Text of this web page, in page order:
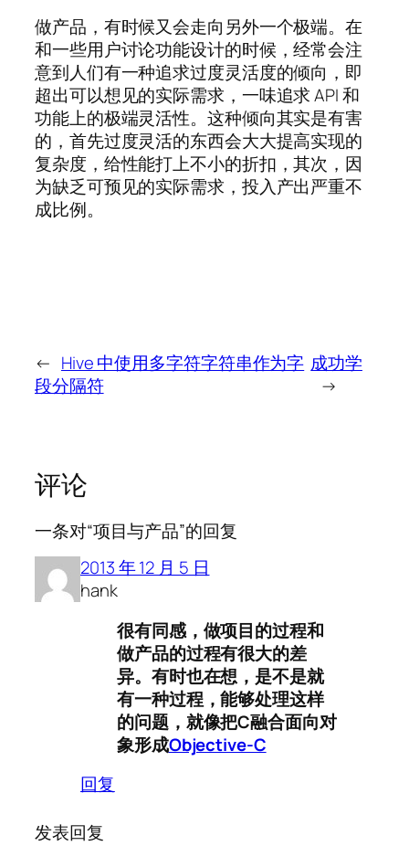
做产品，有时候又会走向另外一个极端。在
和一些用户讨论功能设计的时候，经常会注
意到人们有一种追求过度灵活度的倾向，即
超出可以想见的实际需求，一味追求 API 和
功能上的极端灵活性。这种倾向其实是有害
的，首先过度灵活的东西会大大提高实现的
复杂度，给性能打上不小的折扣，其次，因
为缺乏可预见的实际需求，投入产出严重不
成比例。
← Hive 中使用多字符字符串作为字
段分隔符
成功学
→
评论
一条对“项目与产品”的回复
2013 年 12 月 5 日
hank
很有同感，做项目的过程和
做产品的过程有很大的差
异。有时也在想，是不是就
有一种过程，能够处理这样
的问题，就像把C融合面向对
象形成Objective-C
回复
发表回复